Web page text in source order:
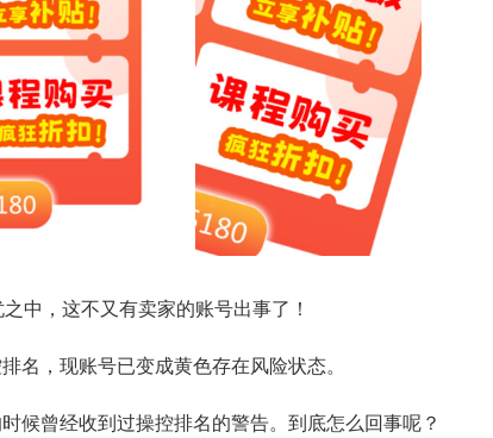
中，这不又有卖家的账号出事了！
名，现账号已变成黄色存在风险状态。
候曾经收到过操控排名的警告。到底怎么回事呢？